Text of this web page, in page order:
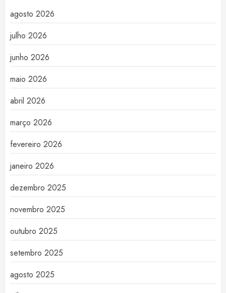
agosto 2026
julho 2026
junho 2026
maio 2026
abril 2026
março 2026
fevereiro 2026
janeiro 2026
dezembro 2025
novembro 2025
outubro 2025
setembro 2025
agosto 2025